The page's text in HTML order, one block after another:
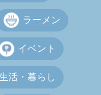
ラーメン
イベント
活・暮らし